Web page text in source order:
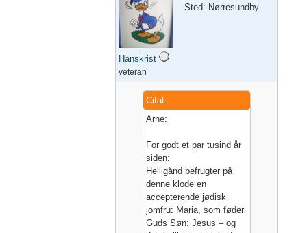
Hanskrist
veteran
Sted: Nørresundby
Citat:
Arne:
For godt et par tusind år
siden:
Helligånd befrugter på
denne klode en
accepterende jødisk
jomfru: Maria, som føder
Guds Søn: Jesus – og